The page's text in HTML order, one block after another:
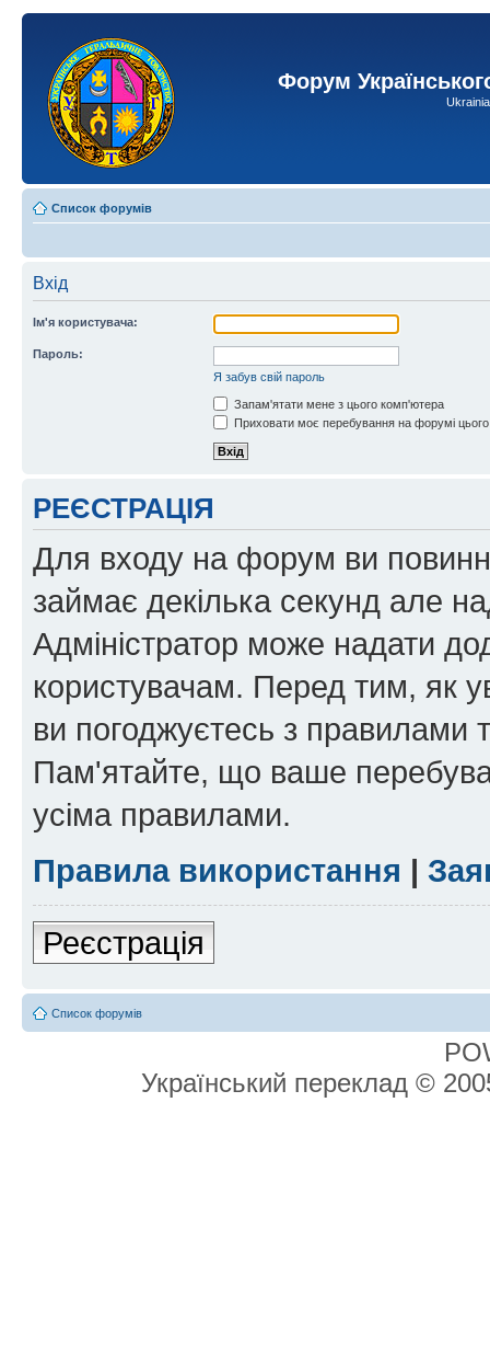
Форум
Список форумів
Вхід
Ім'я користувача:
Пароль:
Я забув свій пароль
Запам'ятати мене з цього комп'ютера
Приховати моє перебування на форумі
РЕЄСТРАЦІЯ
Для входу на форум ви
займає декілька секунд але
Адміністратор може надати
користувачам. Перед тим, як
ви погоджуєтесь з правилами
Пам'ятайте, що ваше
усіма правилами.
Правила використання |
Реєстрація
Список форумів
Український переклад ©